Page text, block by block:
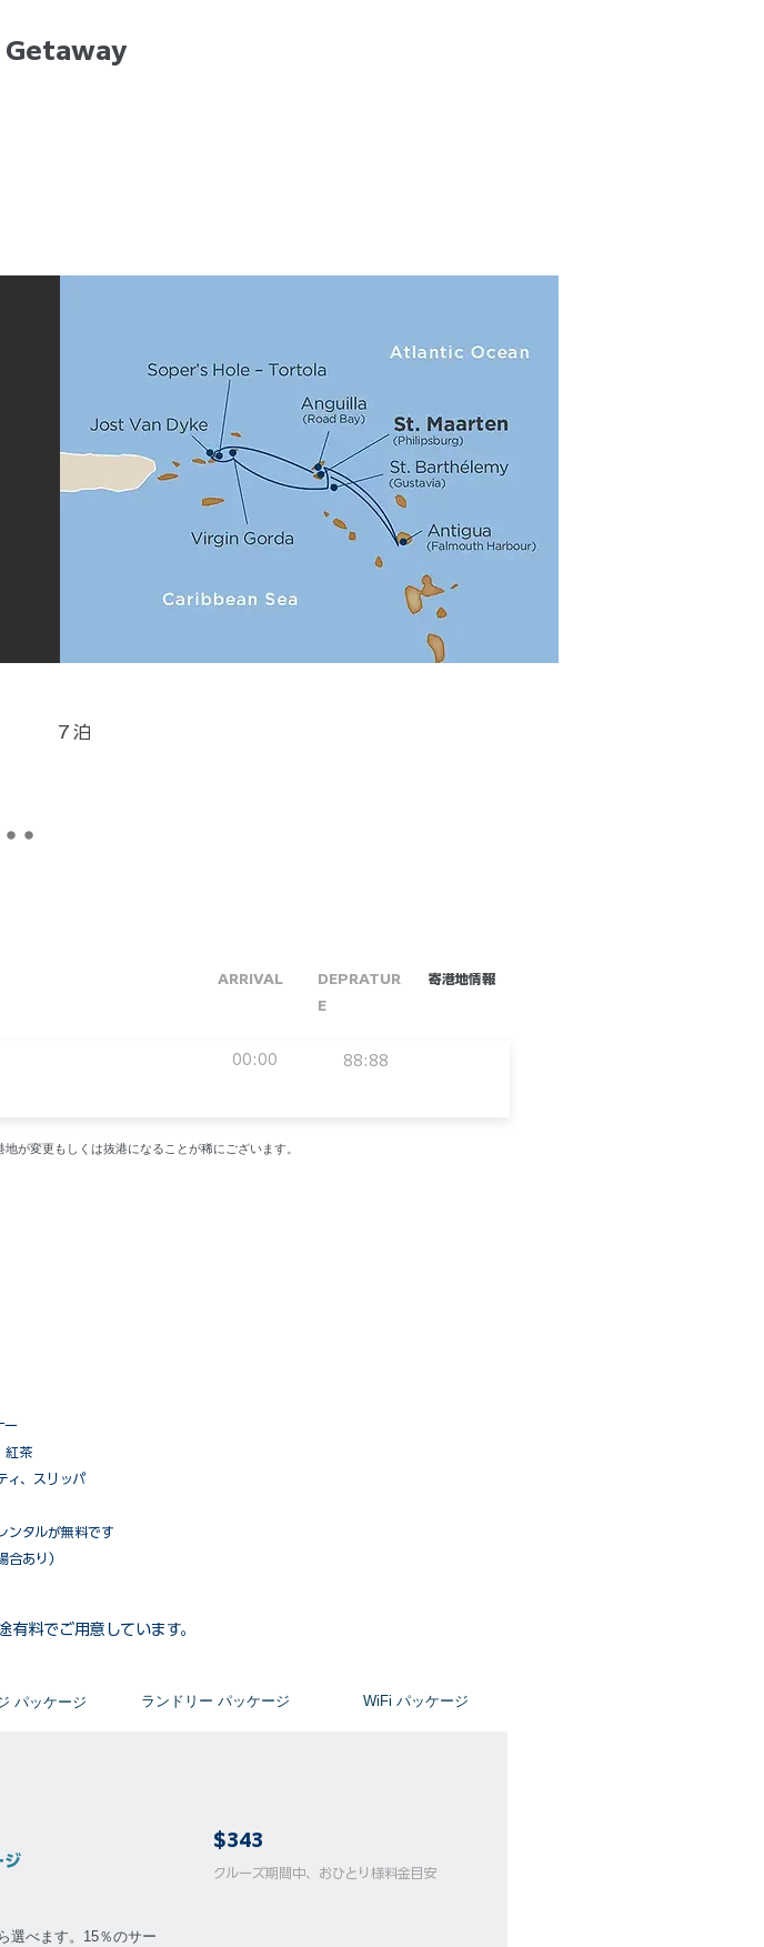
Getaway
7 泊
ARRIVAL
DEPRATUR
E
​寄港地情報
00:00 88:88
が変更もしくは抜港になることが稀にございます。
ー
紅茶
ィ、スリッパ
ンタルが無料です
あり）
料でご用意しています。​
パッケージ ​ランドリー パッケージ ​WiFi パッケージ
ジ
$343
​​クルーズ期間中、おひとり様料金目安
選べます。15％のサー